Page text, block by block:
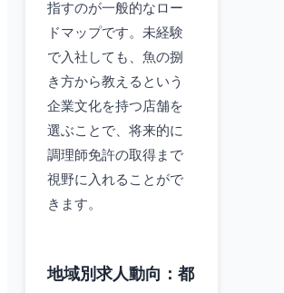
指すのが一般的なロー
ドマップです。未経験
で入社しても、魚の捌
き方から教えるという
企業文化を持つ店舗を
選ぶことで、将来的に
調理師免許の取得まで
視野に入れることがで
きます。
地域別求人動向：都